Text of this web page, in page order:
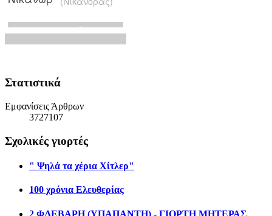
Στατιστικά
Εμφανίσεις Άρθρων
3727107
Σχολικές γιορτές
" Ψηλά τα χέρια Χίτλερ"
100 χρόνια Ελευθερίας
2 ΦΛΕΒΑΡΗ (ΥΠΑΠΑΝΤΗ) - ΓΙΟΡΤΗ ΜΗΤΕΡΑΣ